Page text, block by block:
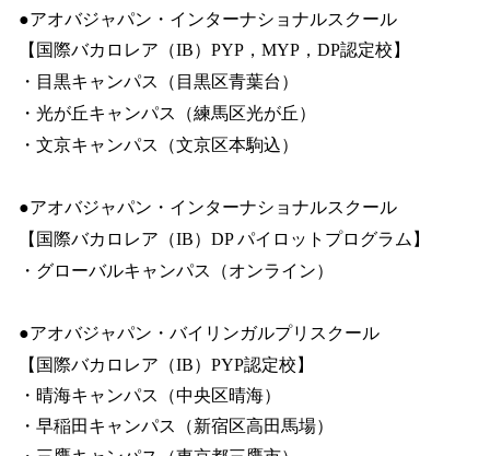
●アオバジャパン・インターナショナルスクール
【国際バカロレア（IB）PYP，MYP，DP認定校】
・目黒キャンパス（目黒区青葉台）
・光が丘キャンパス（練馬区光が丘）
・文京キャンパス（文京区本駒込）
●アオバジャパン・インターナショナルスクール
【国際バカロレア（IB）DP パイロットプログラム】
・グローバルキャンパス（オンライン）
●アオバジャパン・バイリンガルプリスクール
【国際バカロレア（IB）PYP認定校】
・晴海キャンパス（中央区晴海）
・早稲田キャンパス（新宿区高田馬場）